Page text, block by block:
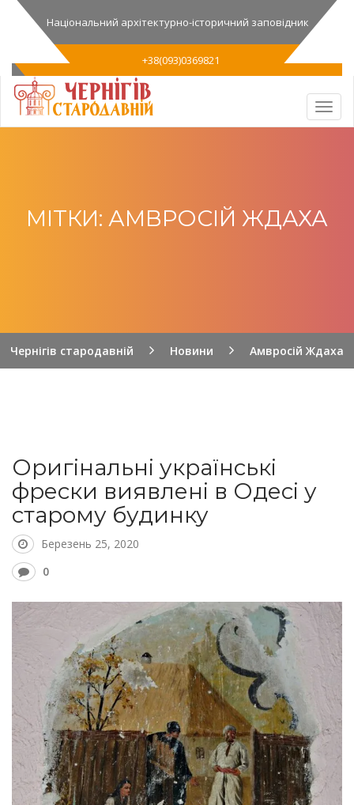
Національний архітектурно-історичний заповідник
+38(093)0369821
МІТКИ: АМВРОСІЙ ЖДАХА
Чернігів стародавній Новини Амвросій Ждаха
Оригінальні українські
фрески виявлені в Одесі у
старому будинку
Березень 25, 2020
0